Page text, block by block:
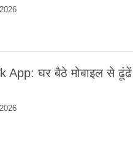
घर बैठे मोबाइल से ढूंढें